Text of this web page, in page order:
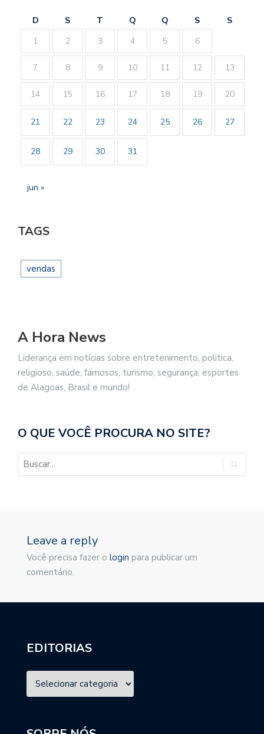
D S T Q Q S
S
1
2 3 4 5 6
7 8 9 10 11 12 13
14 15 16 17 18 19 20
21 22 23 24 25 26 27
28 29 30 31
jun »
TAGS
vendas
A Hora News
Liderança em notícias sobre entretenimento, politica,
religioso, saúde, famosos, turismo, segurança, esportes
de Alagoas, Brasil e mundo!
O QUE VOCÊ PROCURA NO SITE?
Leave a reply
Você precisa fazer o login para publicar um
comentário.
EDITORIAS